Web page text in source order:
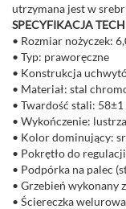
utrzymana jest w
SPECYFIKACJA
• Rozmiar nożyczek:
• Typ: praworęczne
• Konstrukcja
• Materiał: stal
• Twardość stali: 58±1
• Wykończenie:
• Kolor dominujący:
• Pokrętło do
• Podpórka na palec
• Grzebień wykonany
• Ściereczka welurowa